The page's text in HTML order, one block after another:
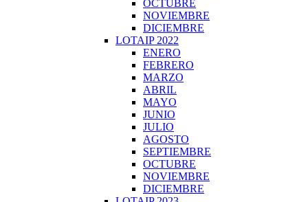
OCTUBRE
NOVIEMBRE
DICIEMBRE
LOTAIP 2022
ENERO
FEBRERO
MARZO
ABRIL
MAYO
JUNIO
JULIO
AGOSTO
SEPTIEMBRE
OCTUBRE
NOVIEMBRE
DICIEMBRE